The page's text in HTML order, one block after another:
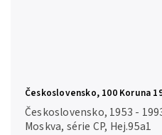
Československo, 100 Koruna
Hej.95a1
Československo, 1953 -
Moskva, série CP,